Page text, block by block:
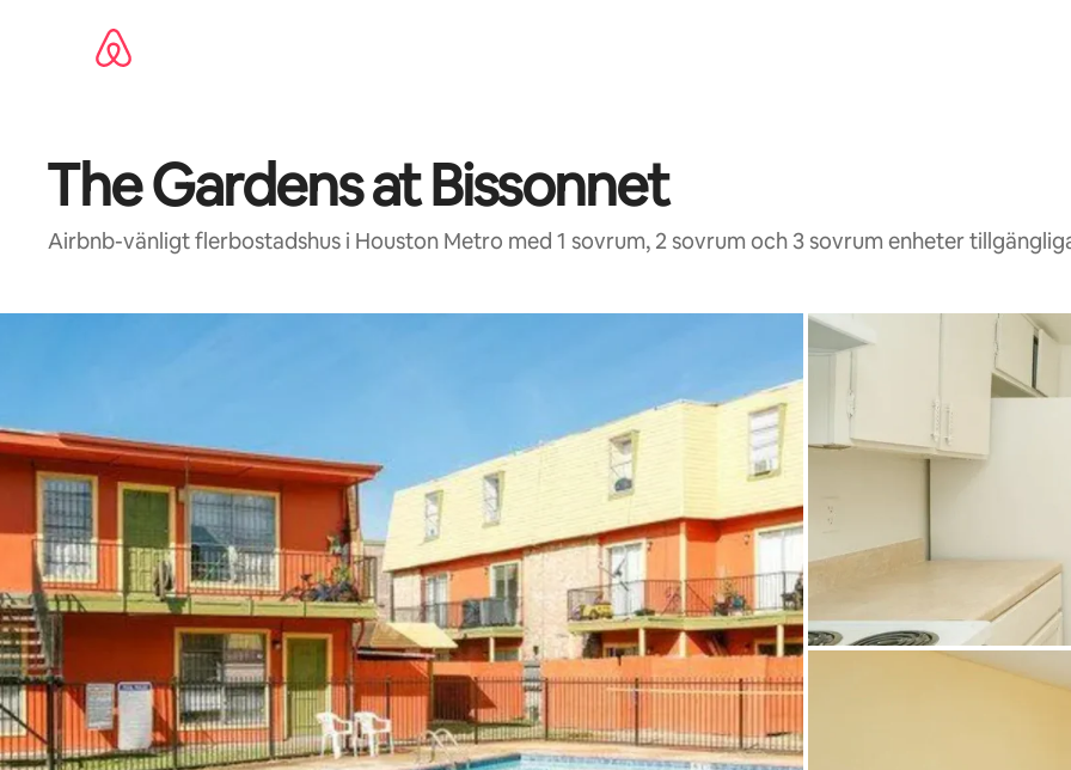
The Gardens at Bissonnet
Airbnb-vänligt flerbostadshus i Houston Metro med 1 sovrum, 2 sovrum och 3 sovrum enheter